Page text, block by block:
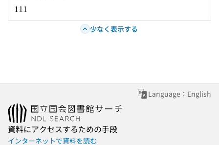
111
少なく表示する
Language：English
資料にアクセスするための手段
インターネットで資料を読む